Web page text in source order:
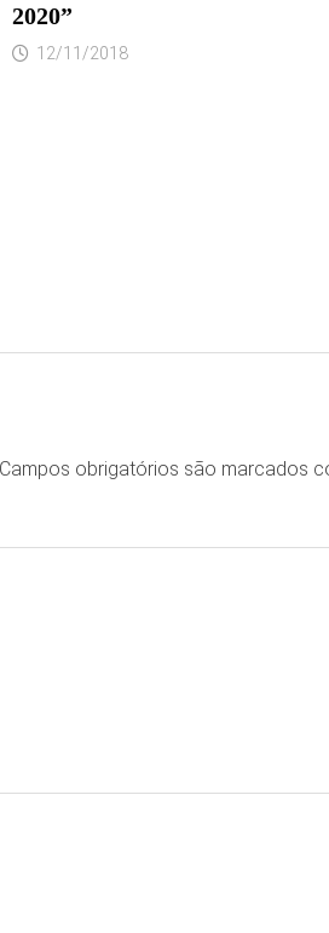
2020”
12/11/2018
Campos obrigatórios são marcados